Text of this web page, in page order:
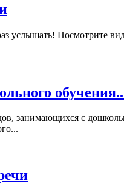
услышать! Посмотрите
занимающихся с